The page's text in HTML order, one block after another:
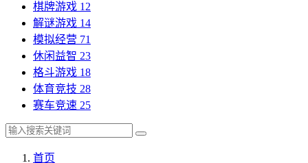
棋牌游戏 12
解谜游戏 14
模拟经营 71
休闲益智 23
格斗游戏 18
体育竞技 28
赛车竞速 25
首页